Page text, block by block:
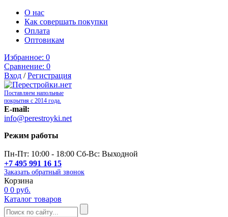
О нас
Как совершать покупки
Оплата
Оптовикам
Избранное: 0
Сравнение: 0
Вход /Регистрация
Поставляем напольные
покрытия с 2014 года.
E-mail:
info@perestroyki.net
Режим работы
Пн-Пт: 10:00 - 18:00 Сб-Вс: Выходной
+7 495 991 16 15
Заказать обратный звонок
Корзина
0 0 руб.
Каталог товаров